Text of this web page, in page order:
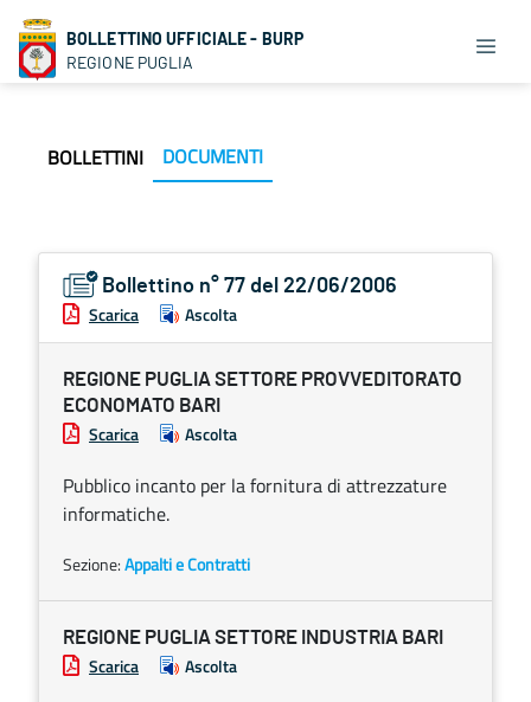
BOLLETTINO UFFICIALE - BURP
REGIONE PUGLIA
BOLLETTINI DOCUMENTI
Bollettino n° 77 del 22/06/2006
Scarica Ascolta
REGIONE PUGLIA SETTORE PROVVEDITORATO
ECONOMATO BARI
Scarica Ascolta
Pubblico incanto per la fornitura di attrezzature
informatiche.
Sezione:Appalti e Contratti
REGIONE PUGLIA SETTORE INDUSTRIA BARI
Scarica Ascolta